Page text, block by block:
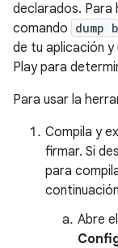
declarados. Para
comando dump
de tu aplicación y
Play para
Para usar la
Compila y
firmar. Si
para
Abre